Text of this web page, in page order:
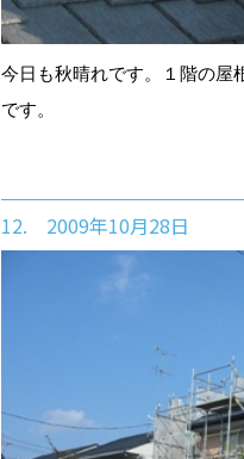
今日も秋晴れです。１階の屋
です。
12. 2009年10月28日